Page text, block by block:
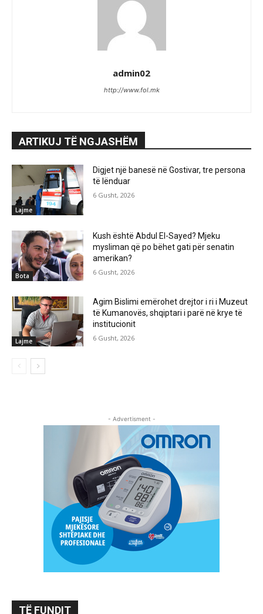
admin02
http://www.fol.mk
ARTIKUJ TË NGJASHËM
Lajme
Digjet një banesë në Gostivar, tre persona
të lënduar
6 Gusht, 2026
Bota
Kush është Abdul El-Sayed? Mjeku
mysliman që po bëhet gati për senatin
amerikan?
6 Gusht, 2026
Lajme
Agim Bislimi emërohet drejtor i ri i Muzeut
të Kumanovës, shqiptari i parë në krye të
institucionit
6 Gusht, 2026
- Advertisment -
TË FUNDIT